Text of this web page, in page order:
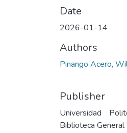
Date
2026-01-14
Authors
Pinango Acero,
Publisher
Universidad
Biblioteca General